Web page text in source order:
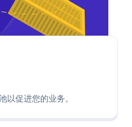
促进您的业务。